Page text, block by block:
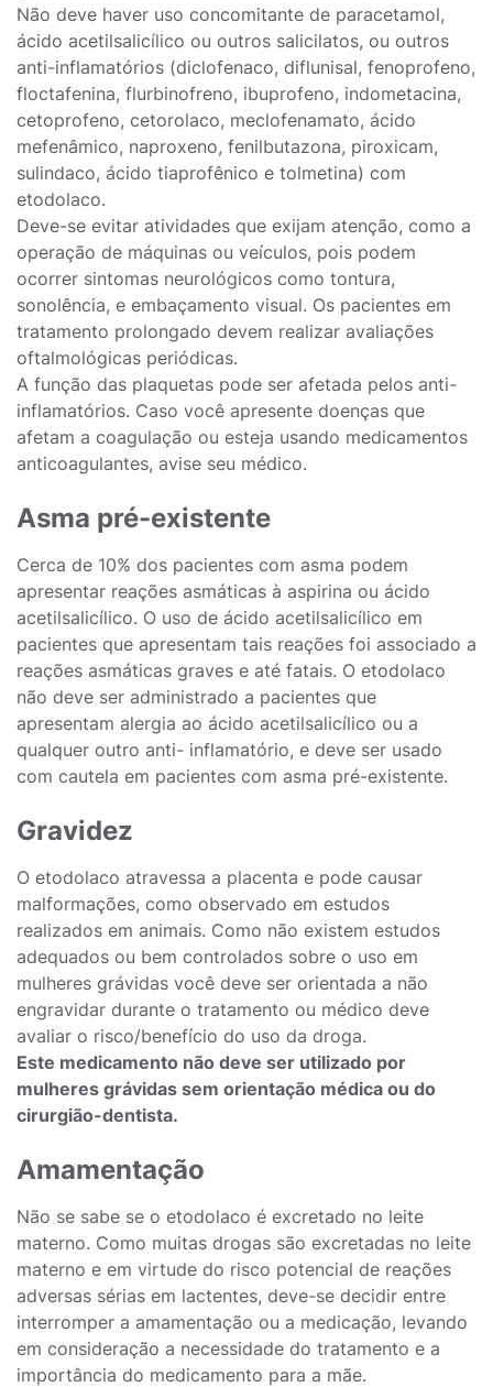
Não deve haver uso concomitante de paracetamol,
ácido acetilsalicílico ou outros salicilatos, ou outros
anti-inflamatórios (diclofenaco, diflunisal, fenoprofeno,
floctafenina, flurbinofreno, ibuprofeno, indometacina,
cetoprofeno, cetorolaco, meclofenamato, ácido
mefenâmico, naproxeno, fenilbutazona, piroxicam,
sulindaco, ácido tiaprofênico e tolmetina) com
etodolaco.
Deve-se evitar atividades que exijam atenção, como a
operação de máquinas ou veículos, pois podem
ocorrer sintomas neurológicos como tontura,
sonolência, e embaçamento visual. Os pacientes em
tratamento prolongado devem realizar avaliações
oftalmológicas periódicas.
A função das plaquetas pode ser afetada pelos anti-
inflamatórios. Caso você apresente doenças que
afetam a coagulação ou esteja usando medicamentos
anticoagulantes, avise seu médico.
Asma pré-existente
Cerca de 10% dos pacientes com asma podem
apresentar reações asmáticas à aspirina ou ácido
acetilsalicílico. O uso de ácido acetilsalicílico em
pacientes que apresentam tais reações foi associado a
reações asmáticas graves e até fatais. O etodolaco
não deve ser administrado a pacientes que
apresentam alergia ao ácido acetilsalicílico ou a
qualquer outro anti- inflamatório, e deve ser usado
com cautela em pacientes com asma pré-existente.
Gravidez
O etodolaco atravessa a placenta e pode causar
malformações, como observado em estudos
realizados em animais. Como não existem estudos
adequados ou bem controlados sobre o uso em
mulheres grávidas você deve ser orientada a não
engravidar durante o tratamento ou médico deve
avaliar o risco/benefício do uso da droga.
Este medicamento não deve ser utilizado por
mulheres grávidas sem orientação médica ou do
cirurgião-dentista.
Amamentação
Não se sabe se o etodolaco é excretado no leite
materno. Como muitas drogas são excretadas no leite
materno e em virtude do risco potencial de reações
adversas sérias em lactentes, deve-se decidir entre
interromper a amamentação ou a medicação, levando
em consideração a necessidade do tratamento e a
importância do medicamento para a mãe.